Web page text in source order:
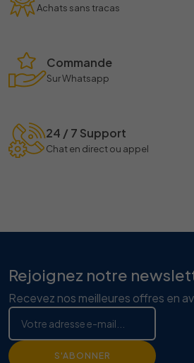
Achats sans tracas
Commande
Sur Whatsapp
24 / 7 Support
Chat en direct ou appel
Rejoignez notre
Recevez nos meilleures offres en
S'ABONNER